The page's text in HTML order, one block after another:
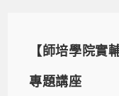
【師培學院實
專題講座